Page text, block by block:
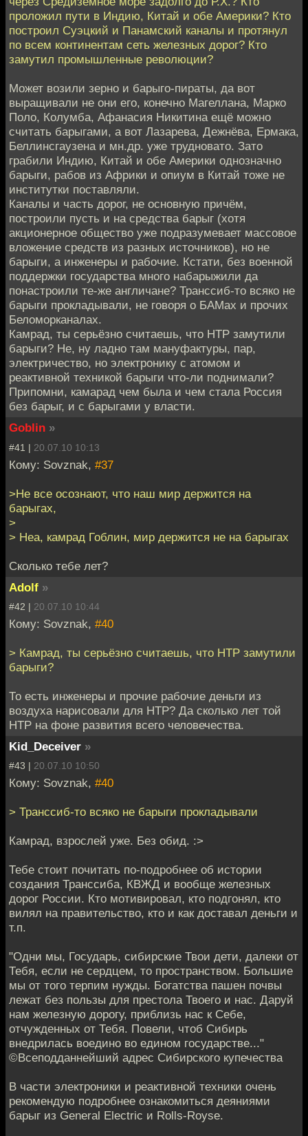
проложил пути в Индию, Китай и обе Америки? Кто
построил Суэцкий и Панамский каналы и протянул
по всем континентам сеть железных дорог? Кто
замутил промышленные революции?
Может возили зерно и барыго-пираты, да вот
выращивали не они его, конечно Магеллана, Марко
Поло, Колумба, Афанасия Никитина ещё можно
считать барыгами, а вот Лазарева, Дежнёва, Ермака,
Беллинсгаузена и мн.др. уже трудновато. Зато
грабили Индию, Китай и обе Америки однозначно
барыги, рабов из Африки и опиум в Китай тоже не
институтки поставляли.
Каналы и часть дорог, не основную причём,
построили пусть и на средства барыг (хотя
акционерное общество уже подразумевает массовое
вложение средств из разных источников), но не
барыги, а инженеры и рабочие. Кстати, без военной
поддержки государства много набарыжили да
понастроили те-же англичане? Транссиб-то всяко не
барыги прокладывали, не говоря о БАМах и прочих
Беломорканалах.
Камрад, ты серьёзно считаешь, что НТР замутили
барыги? Не, ну ладно там мануфактуры, пар,
электричество, но электронику с атомом и
реактивной техникой барыги что-ли поднимали?
Припомни, камарад чем была и чем стала Россия
без барыг, и с барыгами у власти.
Goblin »
#41 | 20.07.10 10:13
Кому: Sovznak, #37
>Не все осознают, что наш мир держится на
барыгах,
>
> Неа, камрад Гоблин, мир держится не на барыгах
Сколько тебе лет?
Adolf »
#42 | 20.07.10 10:44
Кому: Sovznak, #40
> Камрад, ты серьёзно считаешь, что НТР замутили
барыги?
То есть инженеры и прочие рабочие деньги из
воздуха нарисовали для НТР? Да сколько лет той
НТР на фоне развития всего человечества.
Kid_Deceiver »
#43 | 20.07.10 10:50
Кому: Sovznak, #40
> Транссиб-то всяко не барыги прокладывали
Камрад, взрослей уже. Без обид. :>
Тебе стоит почитать по-подробнее об истории
создания Транссиба, КВЖД и вообще железных
дорог России. Кто мотивировал, кто подгонял, кто
вилял на правительство, кто и как доставал деньги и
т.п.
"Одни мы, Государь, сибирские Твои дети, далеки oт
Тебя, если не сердцем, то пространством. Большие
мы от того терпим нужды. Богатства пашен почвы
лежат без пользы для престола Твоего и нас. Даруй
нам железную дорогу, приблизь нас к Себе,
отчужденных oт Тебя. Повели, чтоб Сибирь
внедрилась воедино во едином государстве..."
©Всеподданнейший адрес Сибирского купечества
В части электроники и реактивной техники очень
рекомендую подробнее ознакомиться деяниями
барыг из General Еlectric и Rolls-Royse.